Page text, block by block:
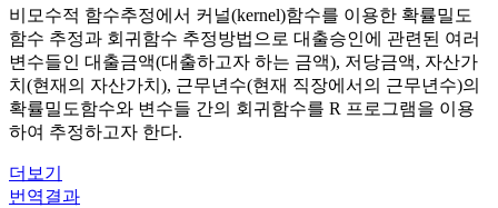
비모수적 함수추정에서 커널(kernel)함수를 이용한 확률밀도
함수 추정과 회귀함수 추정방법으로 대출승인에 관련된 여러
변수들인 대출금액(대출하고자 하는 금액), 저당금액, 자산가
치(현재의 자산가치), 근무년수(현재 직장에서의 근무년수)의
확률밀도함수와 변수들 간의 회귀함수를 R 프로그램을 이용
하여 추정하고자 한다.
더보기
번역결과